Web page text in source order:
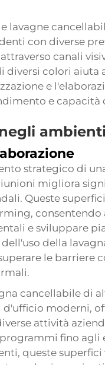
lavagne
con diverse
canali
colori aiuta
e
e capacità
strategico di
migliora
Queste
e sviluppare
della
le barriere
cancellabile di
d'ufficio moderni,
attività
fino agli
queste